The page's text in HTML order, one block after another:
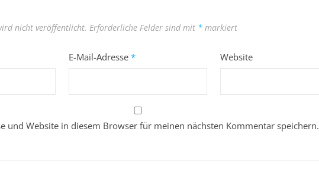
nicht veröffentlicht. Erforderliche Felder sind mit * markiert
E-Mail-Adresse * Website
und Website in diesem Browser für meinen nächsten Kommentar speichern.